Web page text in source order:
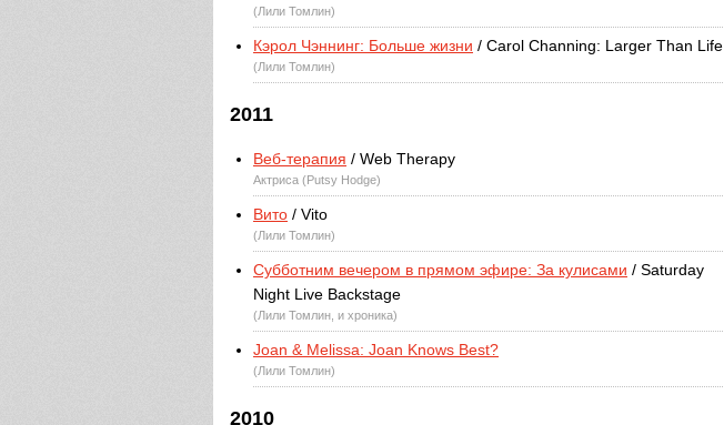
(Лили Томлин)
Кэрол Чэннинг: Больше жизни / Carol Channing: Larger Than Life
(Лили Томлин)
2011
Веб-терапия / Web Therapy
Актриса (Putsy Hodge)
Вито / Vito
(Лили Томлин)
Субботним вечером в прямом эфире: За кулисами / Saturday
Night Live Backstage
(Лили Томлин, и хроника)
Joan & Melissa: Joan Knows Best?
(Лили Томлин)
2010